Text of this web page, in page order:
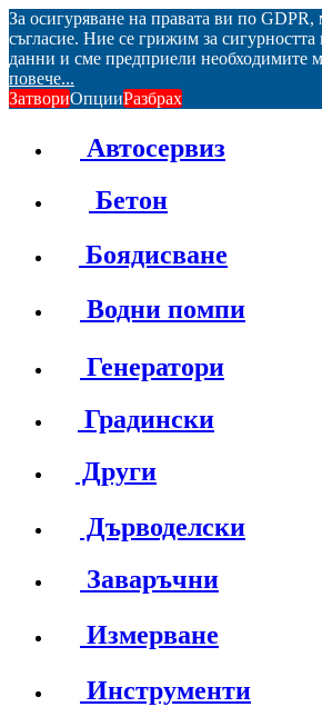
За осигуряване на правата ви по
съгласие. Ние се грижим за
данни и сме предприели необходимите
повече...
ЗатвориОпцииРазбрах
Автосервиз
Бетон
Боядисване
Водни помпи
Генератори
Градински
Други
Дърводелски
Заваръчни
Измерване
Инструменти